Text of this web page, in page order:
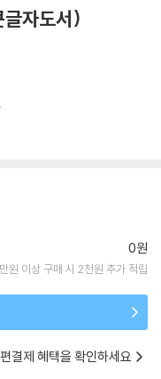
글자도서)
0원
원 이상 구매 시 2천원 추가 적립
결제 혜택을 확인하세요